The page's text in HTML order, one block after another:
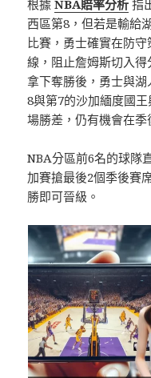
根據NBA賠率分析 指
西區第8，但若是輸給
比賽，勇士確實在防
線，阻止詹姆斯切入得
拿下奪勝後，勇士與
8與第7的沙加緬度國
場勝差，仍有機會在季
NBA分區前6名的球隊
加賽搶最後2個季後賽
勝即可晉級。